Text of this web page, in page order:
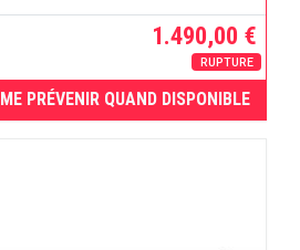
1.490,00 €
RUPTURE
ME PRÉVENIR QUAND DISPONIBLE